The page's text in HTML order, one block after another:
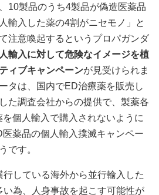
10製品のうち4製品が偽造医薬品
輸入した薬の4割がニセモノ」と
注意喚起するというプロパガンダ
輸入に対して危険なイメージを植
ィブキャンペーンが見受けられま
タは、国内でED治療薬を販売し
た調査会社からの提供で、製薬各
個人輸入で購入されないように
薬品の個人輸入撲滅キャンペー
です。
行している海外から並行輸入した
い為、人身事故を起こす可能性が